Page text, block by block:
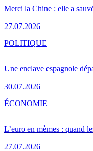
Merci la Chine : elle a
27.07.2026
Une enclave espagnole
30.07.2026
POLITIQUE
L’euro en mèmes : quand
27.07.2026
ÉCONOMIE